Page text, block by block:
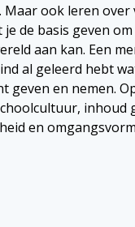
Maar ook leren
de basis geven
aan kan. Een
al geleerd hebt
en nemen.
inhoud
en